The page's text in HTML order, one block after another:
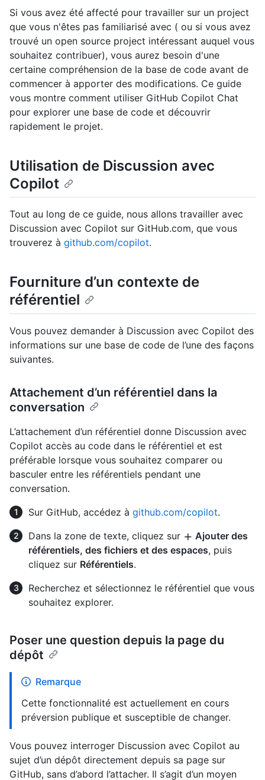
Si vous avez été affecté pour travailler sur un project
que vous n'êtes pas familiarisé avec ( ou si vous avez
trouvé un open source project intéressant auquel vous
souhaitez contribuer), vous aurez besoin d'une
certaine compréhension de la base de code avant de
commencer à apporter des modifications. Ce guide
vous montre comment utiliser GitHub Copilot Chat
pour explorer une base de code et découvrir
rapidement le projet.
Utilisation de Discussion avec
Copilot
Tout au long de ce guide, nous allons travailler avec
Discussion avec Copilot sur GitHub.com, que vous
trouverez à github.com/copilot.
Fourniture d’un contexte de
référentiel
Vous pouvez demander à Discussion avec Copilot des
informations sur une base de code de l’une des façons
suivantes.
Attachement d’un référentiel dans la
conversation
L’attachement d’un référentiel donne Discussion avec
Copilot accès au code dans le référentiel et est
préférable lorsque vous souhaitez comparer ou
basculer entre les référentiels pendant une
conversation.
Sur GitHub, accédez à github.com/copilot.
Dans la zone de texte, cliquez sur
Ajouter des
référentiels, des fichiers et des espaces, puis
cliquez sur Référentiels.
Recherchez et sélectionnez le référentiel que vous
souhaitez explorer.
Poser une question depuis la page du
dépôt
Remarque
Cette fonctionnalité est actuellement en cours
préversion publique et susceptible de changer.
Vous pouvez interroger Discussion avec Copilot au
sujet d’un dépôt directement depuis sa page sur
GitHub, sans d’abord l’attacher. Il s’agit d’un moyen